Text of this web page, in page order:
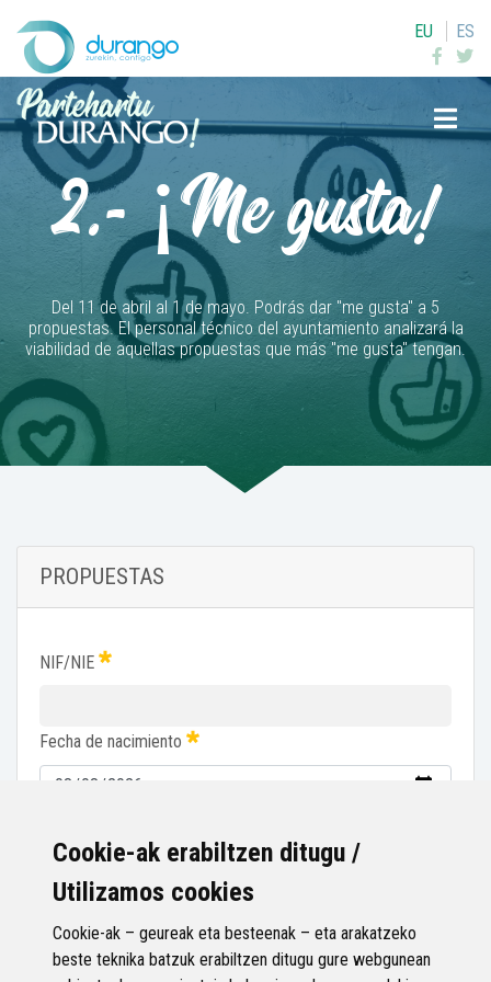
Cookie-ak erabiltzen ditugu /
Utilizamos cookies
Cookie-ak – geureak eta besteenak – eta arakatzeko
beste teknika batzuk erabiltzen ditugu gure webgunean
EU ES
2.- ¡Me gusta!
Del 11 de abril al 1 de mayo. Podrás dar "me gusta" a 5
propuestas. El personal técnico del ayuntamiento analizará la
viabilidad de aquellas propuestas que más "me gusta" tengan.
PROPUESTAS
NIF/NIE
Fecha de nacimiento
Confirmar